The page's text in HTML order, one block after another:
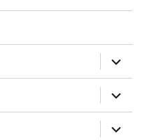
위
메
확
장
위
메
확
위